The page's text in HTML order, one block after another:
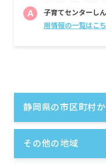
A 子育てセンターし
用情報の一覧はこ
静岡県の市区町村
その他の地域